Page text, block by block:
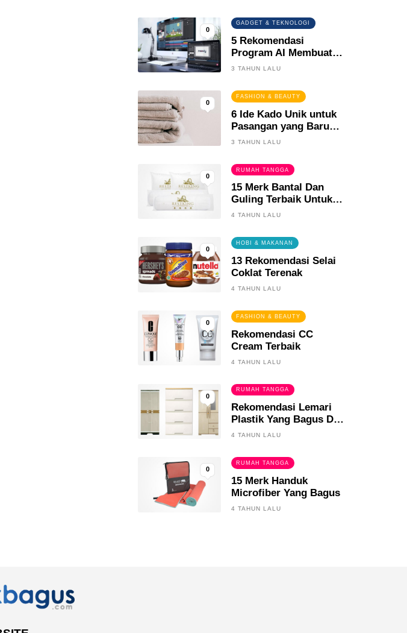
0
GADGET & TEKNOLOGI
5 Rekomendasi
Program AI Membuat
Gambar Kartun Keren
3 TAHUN LALU
0
FASHION & BEAUTY
6 Ide Kado Unik untuk
Pasangan yang Baru
Menikah
3 TAHUN LALU
0
RUMAH TANGGA
15 Merk Bantal Dan
Guling Terbaik Untuk
Tidur Yang Berkualitas
4 TAHUN LALU
0
HOBI & MAKANAN
13 Rekomendasi Selai
Coklat Terenak
4 TAHUN LALU
0
FASHION & BEAUTY
Rekomendasi CC
Cream Terbaik
4 TAHUN LALU
0
RUMAH TANGGA
Rekomendasi Lemari
Plastik Yang Bagus Dan
Tahan Lama
4 TAHUN LALU
0
RUMAH TANGGA
15 Merk Handuk
Microfiber Yang Bagus
4 TAHUN LALU